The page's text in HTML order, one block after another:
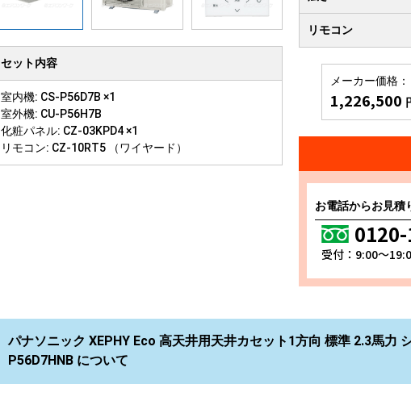
セット内容
室内機: CS-P56D7B ×1
室外機: CU-P56H7B
化粧パネル: CZ-03KPD4 ×1
リモコン: CZ-10RT5 （ワイヤード）
リモコン
メーカー価格：
1,226,500
お電話からお見積
受付：9:00～
パナソニック XEPHY Eco 高天井用天井カセット1方向 標準 2.3馬力
P56D7HNB について